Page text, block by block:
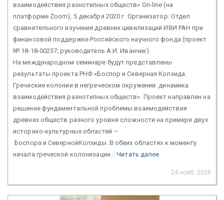
взаимодействия разнотипных обществ» On-line (на
платформе Zoom), 5 декабря 2020 г. Организатор: Отдел
сравнительного изучения древних цивилизаций ИВИ РАН при
финансовой поддержке Российского научного фонда (проект
№ 18-18-00237; руководитель А.И. Иванчик).
На международном семинаре будут представлены
результаты проекта РНФ «Боспор и Северная Колхида.
Греческие колонии в негреческом окружении: динамика
взаимодействия разнотипных обществ». Проект направлен на
решение фундаментальной проблемы взаимодействия
древних обществ разного уровня сложности на примере двух
историко-культурных областей –
Боспора и CевернойКолхиды. В обеих областях к моменту
начала греческой колонизации...Читать далее
24 нояб. 2020